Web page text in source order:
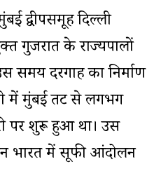
द्वीपसमूह दिल्ली
गुजरात के राज्यपालों
समय दरगाह का निर्माण
में मुंबई तट से लगभग
पर शुरू हुआ था। उस
भारत में सूफी आंदोलन